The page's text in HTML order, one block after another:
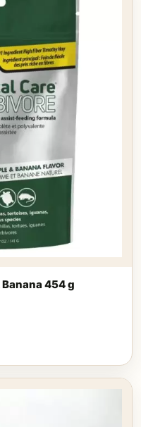
454 g